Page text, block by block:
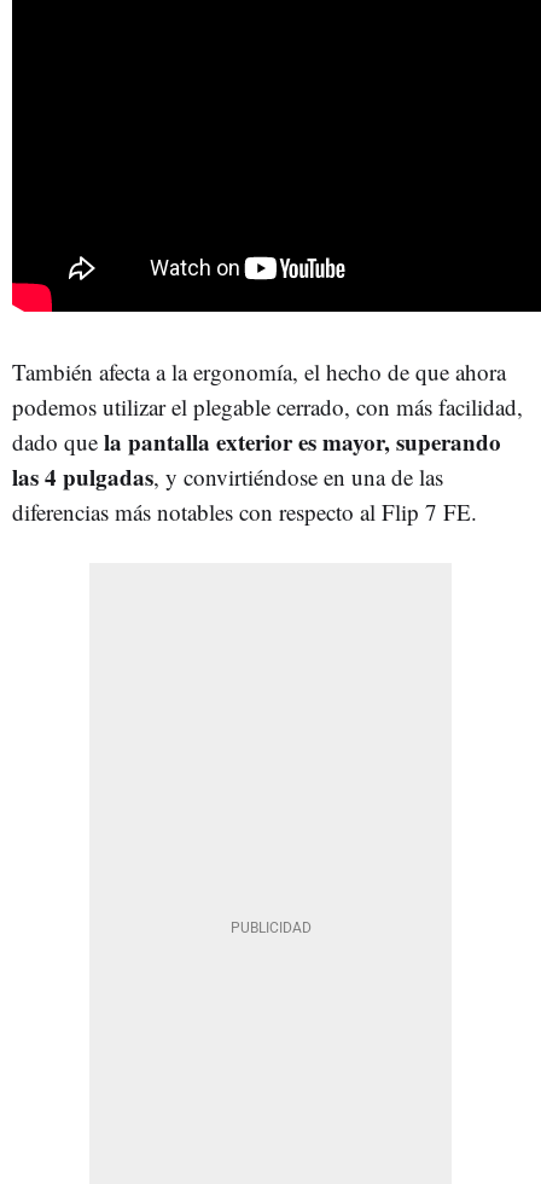
También afecta a la ergonomía, el hecho de que ahora
podemos utilizar el plegable cerrado, con más facilidad,
dado que la pantalla exterior es mayor, superando
las 4 pulgadas, y convirtiéndose en una de las
diferencias más notables con respecto al Flip 7 FE.